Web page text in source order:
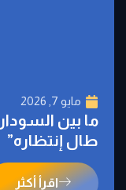
مايو 7, 2026
ما بين
طال إنتظاره”
اقرأ أكثر